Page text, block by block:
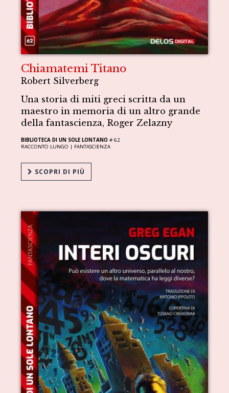
Chiamatemi Titano
Robert Silverberg
Una storia di miti greci scritta da un
maestro in memoria di un altro grande
della fantascienza, Roger Zelazny
BIBLIOTECA DI UN SOLE LONTANO # 62
RACCONTO LUNGO | FANTASCIENZA
SCOPRI DI PIÙ